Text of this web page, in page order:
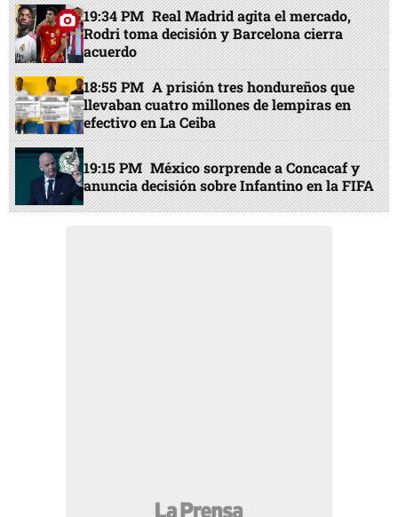
19:34 PM Real Madrid agita el mercado,
Rodri toma decisión y Barcelona cierra
acuerdo
18:55 PM A prisión tres hondureños que
llevaban cuatro millones de lempiras en
efectivo en La Ceiba
19:15 PM México sorprende a Concacaf y
anuncia decisión sobre Infantino en la FIFA